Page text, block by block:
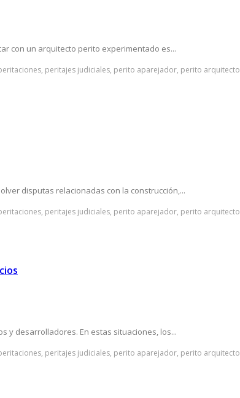
con un arquitecto perito experimentado es...
peritajes judiciales, perito aparejador, perito arquitecto
disputas relacionadas con la construcción,...
peritajes judiciales, perito aparejador, perito arquitecto
y desarrolladores. En estas situaciones, los...
peritajes judiciales, perito aparejador, perito arquitecto